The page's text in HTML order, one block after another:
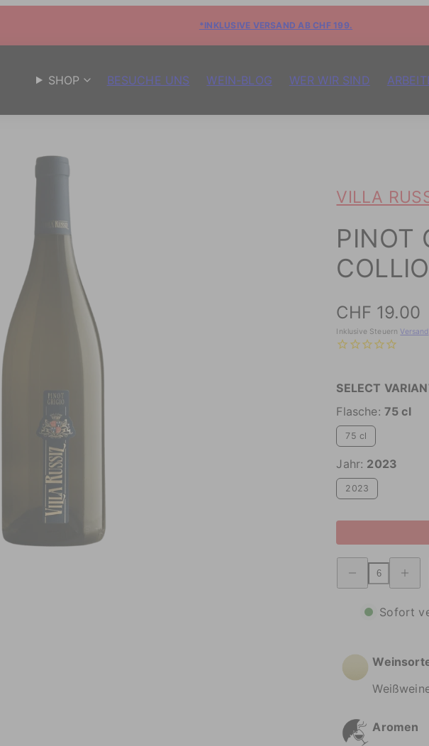
*INKLUSIVE VERSAND AB CHF 199.
SHOP BESUCHE UNS WEIN-BLOG WER WIR SIND
VILLA
PINOT
COLLIO
Preis
CHF 19.00
Inklusive Steuern Versand
SELECT
Flasche: 75 cl
75 cl
Jahr: 2023
2023
Menge
verringern
Pinot
Collio
Pinot
Grigio
Collio
erhöhen
Sofort
Aromen